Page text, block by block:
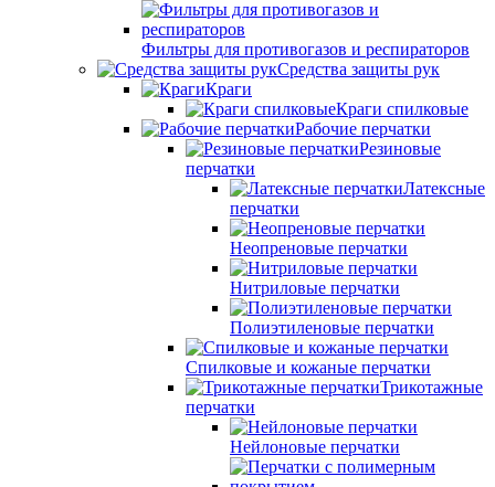
Фильтры для противогазов и респираторов
Средства защиты рук
Краги
Краги спилковые
Рабочие перчатки
Резиновые
перчатки
Латексные
перчатки
Неопреновые перчатки
Нитриловые перчатки
Полиэтиленовые перчатки
Спилковые и кожаные перчатки
Трикотажные
перчатки
Нейлоновые перчатки